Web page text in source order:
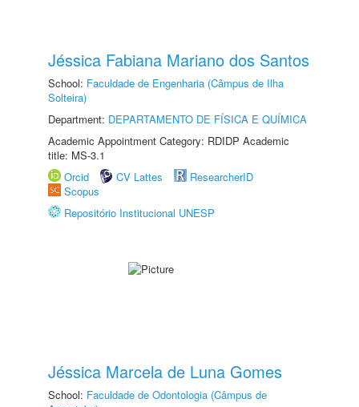
Jéssica Fabiana Mariano dos Santos
School: Faculdade de Engenharia (Câmpus de Ilha
Solteira)
Department: DEPARTAMENTO DE FÍSICA E QUÍMICA
Academic Appointment Category: RDIDP Academic
title: MS-3.1
Orcid
CV Lattes
ResearcherID
Scopus
Repositório Institucional UNESP
Jéssica Marcela de Luna Gomes
School: Faculdade de Odontologia (Câmpus de